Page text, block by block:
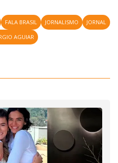
FALA BRASIL JORNALISMO
JORNAL
AGUIAR